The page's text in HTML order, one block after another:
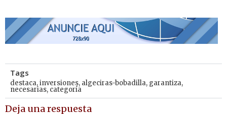
Tags
destaca,inversiones, algeciras-bobadilla, garantiza,
necesarias, categoría
Deja una respuesta